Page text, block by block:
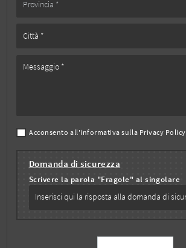
Acconsento all'informativa sulla Privacy Policy
Domanda di sicurezza
Scrivere la parola "Fragole" al singolare